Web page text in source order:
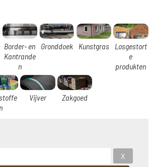
Border- en
Kantrande
n
Gronddoek Kunstgras
Losgestort
e
produkten
n
Vijver Zakgoed